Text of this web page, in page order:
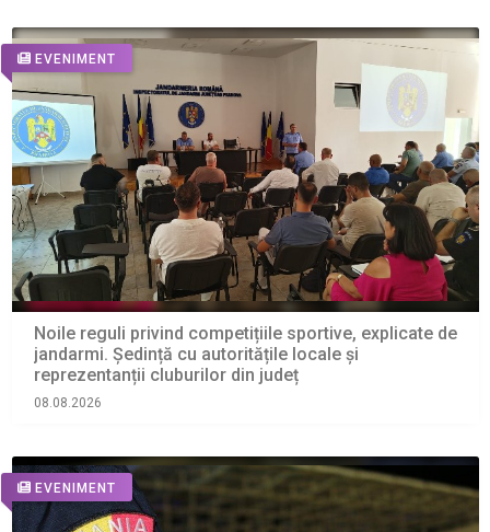
EVENIMENT
Noile reguli privind competițiile sportive, explicate de
jandarmi. Ședință cu autoritățile locale și
reprezentanții cluburilor din județ
08.08.2026
EVENIMENT